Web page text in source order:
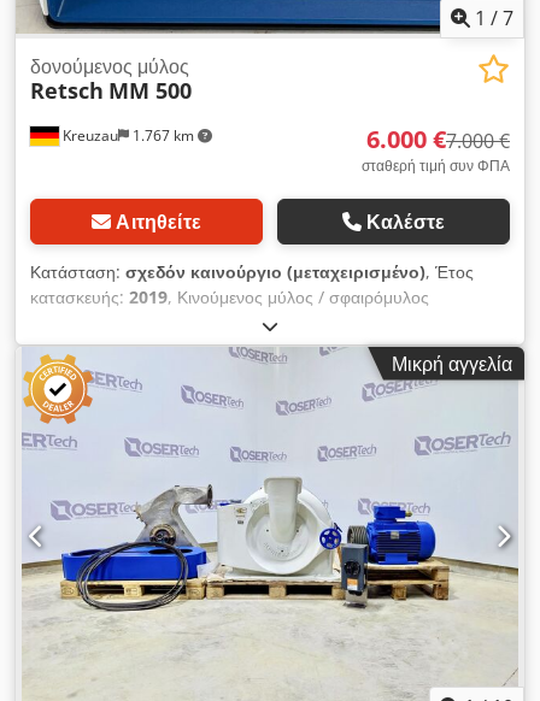
1 /7
Kreuzau 1.767 km
δονούμενος μύλος
Retsch MM 500
6.000 €7.000 €
σταθερή τιμή συν ΦΠΑ
Αιτηθείτε Καλέστε
Κατάσταση: σχεδόν καινούργιο (μεταχειρισμένο), Έτος
κατασκευής: 2019, Κινούμενος μύλος / σφαιρόμυλος
(εργαστηριακός) Το μοντέλο MM 500 control είναι μια
εργαστηριακή συσκευή για ξηρή, υγρή και κρυογενή άλεση.
Είναι κατάλληλη για σκληρά, εύθραυστα, μαλακά, ελαστικά και
ινώδη υλικά και χρησιμοποιείται σε πολυάριθμους τομείς – από
την έρευνα υλικών και τη φαρμακευτική έως τη γεωλογία, την
ανάλυση τροφίμων και το περιβάλλον. Τα δείγματα (έως 10 mm
μέγεθος κόκκου) και οι σφαιρίδια άλεσης εισάγονται στους
μύλους, οι οποίοι τοποθετούνται πάνω στις πλάκες ψύξης. Οι
ταλαντευόμενες κινήσεις μέχρι 30 Hz κονιορτοποιούν το δείγμα
μέσω πρόσκρουσης και τριβής. Η προαιρετική ψύξη μπορεί να
γίνει με διάφορα μέσα (υγρό άζωτο, νερό, κ.λπ.). Μπορούν να
επιτευχθούν τελικές λεπτότητες μέχρι 0,1 μm. Η τυπική
διαδικασία άλεσης διαρκεί από 30 δευτερόλεπτα έως 30 λεπτά.
Cedsywkqzepfx Aggorf Τα σφαιρίδια άλεσης διατίθενται σε
διάφορα υλικά (ατσάλι, ανοξείδωτο ατσάλι, καρβίδιο
Μικρή αγγελία